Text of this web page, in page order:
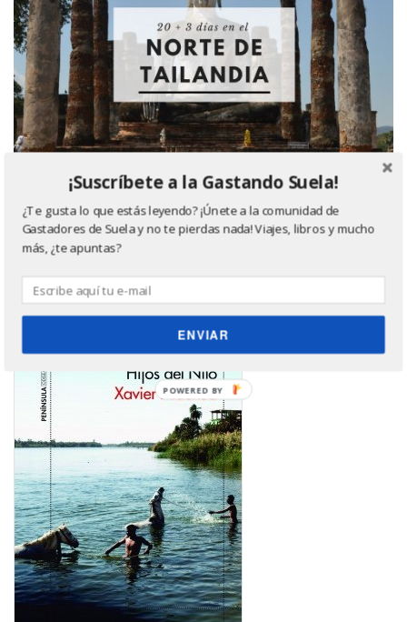
Último libro leído, ¿quieres saber más? Haz click
en la imagen ;)
¡Suscríbete a la Gastando Suela!
¿Te gusta lo que estás leyendo? ¡Únete a la comunidad de
Gastadores de Suela y no te pierdas nada! Viajes, libros y mucho
más, ¿te apuntas?
ENVIAR